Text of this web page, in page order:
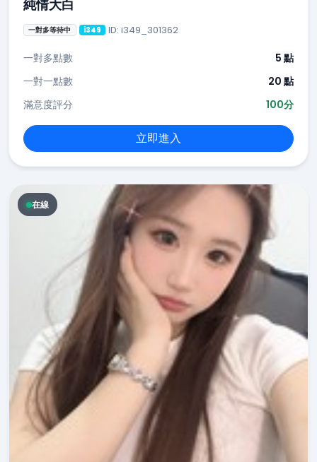
純情大白
一對多等待中 i349 ID: i349_301362
一對多點數
5 點
一對一點數
20 點
滿意度評分
100分
立即進入
在線